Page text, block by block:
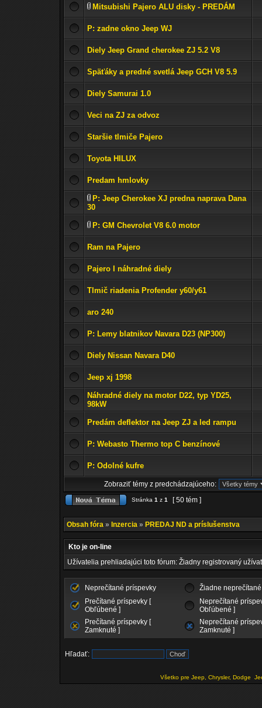
Mitsubishi Pajero ALU disky - PREDÁM
P: zadne okno Jeep WJ
Diely Jeep Grand cherokee ZJ 5.2 V8
Späťáky a predné svetlá Jeep GCH V8 5.9
Diely Samurai 1.0
Veci na ZJ za odvoz
Staršie tlmiče Pajero
Toyota HILUX
Predam hmlovky
P: Jeep Cherokee XJ predna naprava Dana
30
P: GM Chevrolet V8 6.0 motor
Ram na Pajero
Pajero I náhradné diely
Tlmič riadenia Profender y60/y61
aro 240
P: Lemy blatnikov Navara D23 (NP300)
Diely Nissan Navara D40
Jeep xj 1998
Náhradné diely na motor D22, typ YD25,
98kW
Predám deflektor na Jeep ZJ a led rampu
P: Webasto Thermo top C benzínové
P: Odolné kufre
Zobraziť témy z predchádzajúceho:
Stránka 1 z 1 [ 50 tém ]
Obsah fóra » Inzercia » PREDAJ ND a príslušenstva
Kto je on-line
Užívatelia prehliadajúci toto fórum: Žiadny registrovaný
Neprečítané príspevky
Žiadne
Prečítané príspevky [
Obľúbené ]
Neprečítané
Obľúbené ]
Prečítané príspevky [
Zamknuté ]
Neprečítané
Zamknuté ]
Hľadať:
Všetko pre Jeep, Chrysler, Dodge